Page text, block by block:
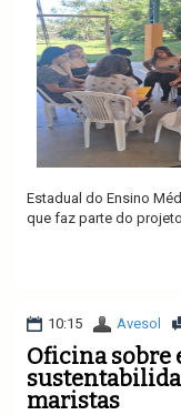
Estadual do Ensino
que faz parte do projeto
10:15 Avesol
Oficina sobre
maristas